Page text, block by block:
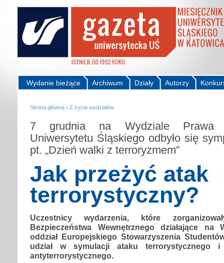
Autorzy
Działy
Archiwum
Wydanie bieżące
Strona główna › Z życia wydziałów
7 grudnia na Wydziale Prawa
Uniwersytetu Śląskiego odbyło się
pt. „Dzień walki z terroryzmem”
Jak przeżyć atak
terrorystyczny?
Uczestnicy wydarzenia, które
Bezpieczeństwa Wewnętrznego działające na
oddział Europejskiego Stowarzyszenia
udział w symulacji ataku terrorystycznego i
antyterrorystycznego.